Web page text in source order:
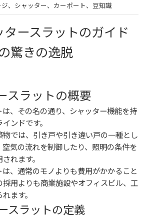
ジ、シャッター、カーポート、豆知識
ースラットのガイド
驚きの逸脱
スラットの概要
、その名の通り、シャッター機能を持
ンドです。
物では、引き戸や引き違い戸の一種とし
気の流れを制御したり、照明の条件を
れます。
、通常のモノよりも費用がかかること
用よりも商業施設やオフィスビル、工
ます。
スラットの定義